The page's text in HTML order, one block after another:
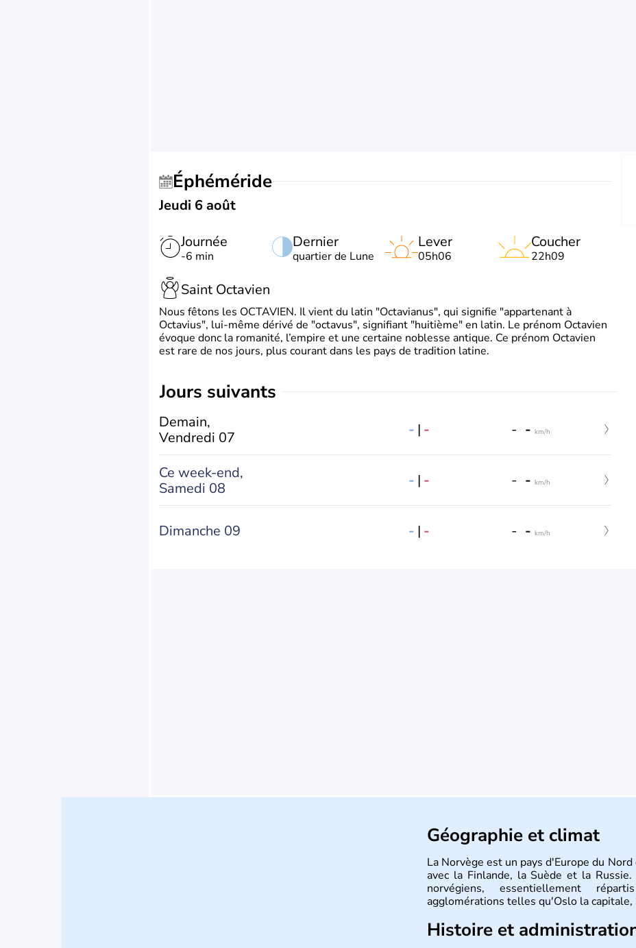
Éphéméride
Jeudi 6 août
Journée
-6 min
Dernier
quartier de Lune
Lever
05h06
Coucher
22h09
Saint Octavien
Nous fêtons les OCTAVIEN. Il vient du latin "Octavianus", qui signifie "appartenant à
Octavius", lui-même dérivé de "octavus", signifiant "huitième" en latin. Le prénom Octavien
évoque donc la romanité, l’empire et une certaine noblesse antique. Ce prénom Octavien
est rare de nos jours, plus courant dans les pays de tradition latine.
jours suivants
Demain,
Vendredi 07
- | - - - km/h
Ce week-end,
Samedi 08
- | - - - km/h
Dimanche 09 - | - - - km/h
Géographie et climat
La Norvège est un pays d'Europe du
avec la Finlande, la Suède et la
norvégiens, essentiellement
agglomérations telles qu'Oslo la capitale,
Histoire et